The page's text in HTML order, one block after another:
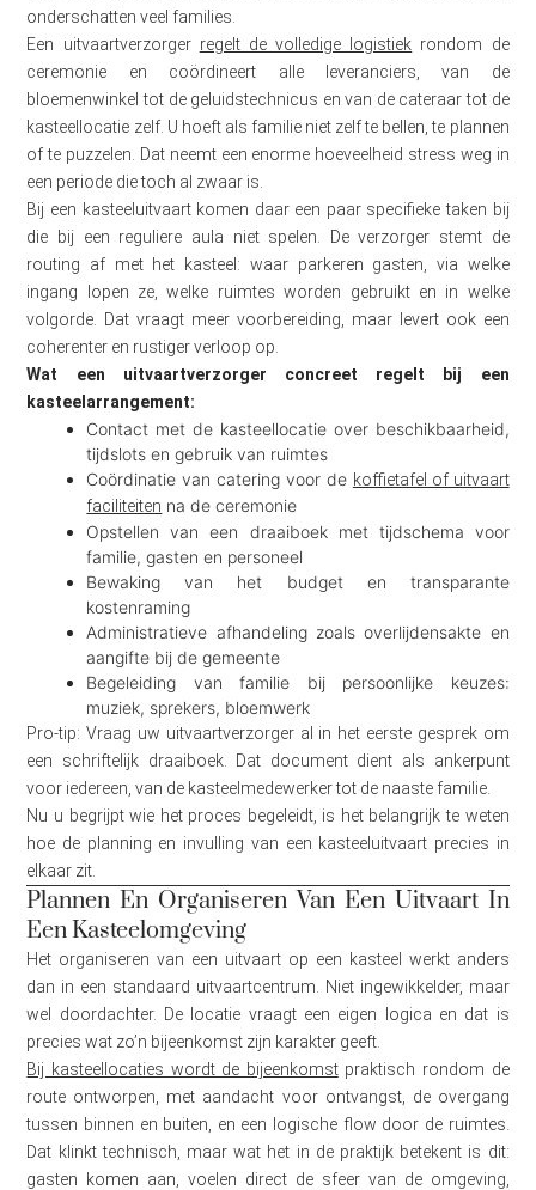
onderschatten veel families.
Een uitvaartverzorger regelt de volledige logistiek rondom de
ceremonie en coördineert alle leveranciers, van de
bloemenwinkel tot de geluidstechnicus en van de cateraar tot de
kasteellocatie zelf. U hoeft als familie niet zelf te bellen, te plannen
of te puzzelen. Dat neemt een enorme hoeveelheid stress weg in
een periode die toch al zwaar is.
Bij een kasteeluitvaart komen daar een paar specifieke taken bij
die bij een reguliere aula niet spelen. De verzorger stemt de
routing af met het kasteel: waar parkeren gasten, via welke
ingang lopen ze, welke ruimtes worden gebruikt en in welke
volgorde. Dat vraagt meer voorbereiding, maar levert ook een
coherenter en rustiger verloop op.
Wat een uitvaartverzorger concreet regelt bij een
kasteelarrangement:
Contact met de kasteellocatie over beschikbaarheid,
tijdslots en gebruik van ruimtes
Coördinatie van catering voor de koffietafel of uitvaart
faciliteiten na de ceremonie
Opstellen van een draaiboek met tijdschema voor
familie, gasten en personeel
Bewaking van het budget en transparante
kostenraming
Administratieve afhandeling zoals overlijdensakte en
aangifte bij de gemeente
Begeleiding van familie bij persoonlijke keuzes:
muziek, sprekers, bloemwerk
Pro-tip: Vraag uw uitvaartverzorger al in het eerste gesprek om
een schriftelijk draaiboek. Dat document dient als ankerpunt
voor iedereen, van de kasteelmedewerker tot de naaste familie.
Nu u begrijpt wie het proces begeleidt, is het belangrijk te weten
hoe de planning en invulling van een kasteeluitvaart precies in
elkaar zit.
Plannen En Organiseren Van Een Uitvaart In
Een Kasteelomgeving
Het organiseren van een uitvaart op een kasteel werkt anders
dan in een standaard uitvaartcentrum. Niet ingewikkelder, maar
wel doordachter. De locatie vraagt een eigen logica en dat is
precies wat zo’n bijeenkomst zijn karakter geeft.
Bij kasteellocaties wordt de bijeenkomstpraktisch rondom de
route ontworpen, met aandacht voor ontvangst, de overgang
tussen binnen en buiten, en een logische flow door de ruimtes.
Dat klinkt technisch, maar wat het in de praktijk betekent is dit:
gasten komen aan, voelen direct de sfeer van de omgeving,